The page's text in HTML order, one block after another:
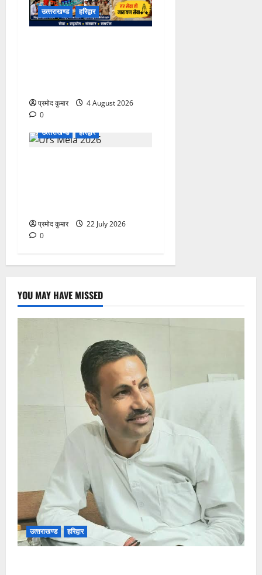
उत्‍तराखण्‍ड हरिद्वार
प्रमोद कुमार
4 August 2026
0
उत्‍तराखण्‍ड
हरिद्वार
प्रमोद कुमार
22 July 2026
0
YOU MAY HAVE MISSED
उत्‍तराखण्‍ड हरिद्वार